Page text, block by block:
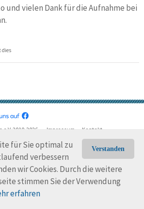
Verstanden
für Sie optimal zu
verbessern
wir Cookies. Durch die weitere
stimmen Sie der Verwendung
erfahren
und vielen Dank für die Aufnahme bei
dies
2010-2026 Impressum
Kontakt
Rechtliche Hinweise